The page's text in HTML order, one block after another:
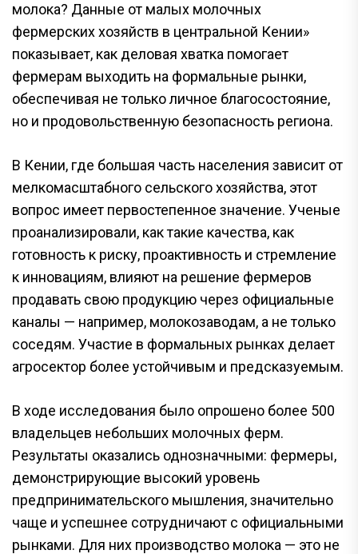
молока? Данные от малых молочных
фермерских хозяйств в центральной Кении»
показывает, как деловая хватка помогает
фермерам выходить на формальные рынки,
обеспечивая не только личное благосостояние,
но и продовольственную безопасность региона.
В Кении, где большая часть населения зависит от
мелкомасштабного сельского хозяйства, этот
вопрос имеет первостепенное значение. Ученые
проанализировали, как такие качества, как
готовность к риску, проактивность и стремление
к инновациям, влияют на решение фермеров
продавать свою продукцию через официальные
каналы — например, молокозаводам, а не только
соседям. Участие в формальных рынках делает
агросектор более устойчивым и предсказуемым.
В ходе исследования было опрошено более 500
владельцев небольших молочных ферм.
Результаты оказались однозначными: фермеры,
демонстрирующие высокий уровень
предпринимательского мышления, значительно
чаще и успешнее сотрудничают с официальными
рынками. Для них производство молока — это не